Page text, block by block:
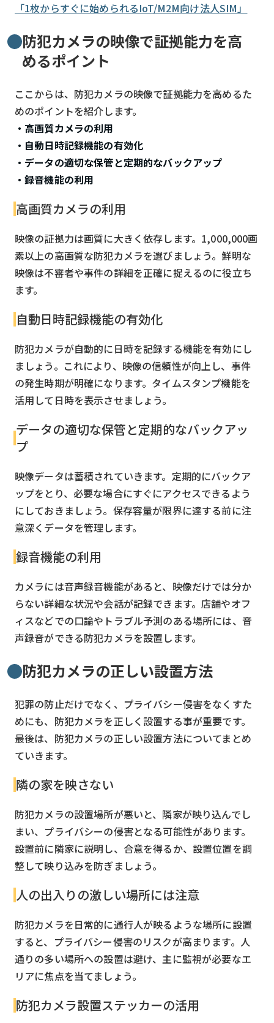
「1枚からすぐに始められるIoT/M2M向け法人SIM」
防犯カメラの映像で証拠能力を高
めるポイント
ここからは、防犯カメラの映像で証拠能力を高めるた
めのポイントを紹介します。
・高画質カメラの利用
・自動日時記録機能の有効化
・データの適切な保管と定期的なバックアップ
・録音機能の利用
高画質カメラの利用
映像の証拠力は画質に大きく依存します。1,000,000画
素以上の高画質な防犯カメラを選びましょう。鮮明な
映像は不審者や事件の詳細を正確に捉えるのに役立ち
ます。
自動日時記録機能の有効化
防犯カメラが自動的に日時を記録する機能を有効にし
ましょう。これにより、映像の信頼性が向上し、事件
の発生時期が明確になります。タイムスタンプ機能を
活用して日時を表示させましょう。
データの適切な保管と定期的なバックアッ
プ
映像データは蓄積されていきます。定期的にバックア
ップをとり、必要な場合にすぐにアクセスできるよう
にしておきましょう。保存容量が限界に達する前に注
意深くデータを管理します。
録音機能の利用
カメラには音声録音機能があると、映像だけでは分か
らない詳細な状況や会話が記録できます。店舗やオフ
ィスなどでの口論やトラブル予測のある場所には、音
声録音ができる防犯カメラを設置します。
防犯カメラの正しい設置方法
犯罪の防止だけでなく、プライバシー侵害をなくすた
めにも、防犯カメラを正しく設置する事が重要です。
最後は、防犯カメラの正しい設置方法についてまとめ
ていきます。
隣の家を映さない
防犯カメラの設置場所が悪いと、隣家が映り込んでし
まい、プライバシーの侵害となる可能性があります。
設置前に隣家に説明し、合意を得るか、設置位置を調
整して映り込みを防ぎましょう。
人の出入りの激しい場所には注意
防犯カメラを日常的に通行人が映るような場所に設置
すると、プライバシー侵害のリスクが高まります。人
通りの多い場所への設置は避け、主に監視が必要なエ
リアに焦点を当てましょう。
防犯カメラ設置ステッカーの活用